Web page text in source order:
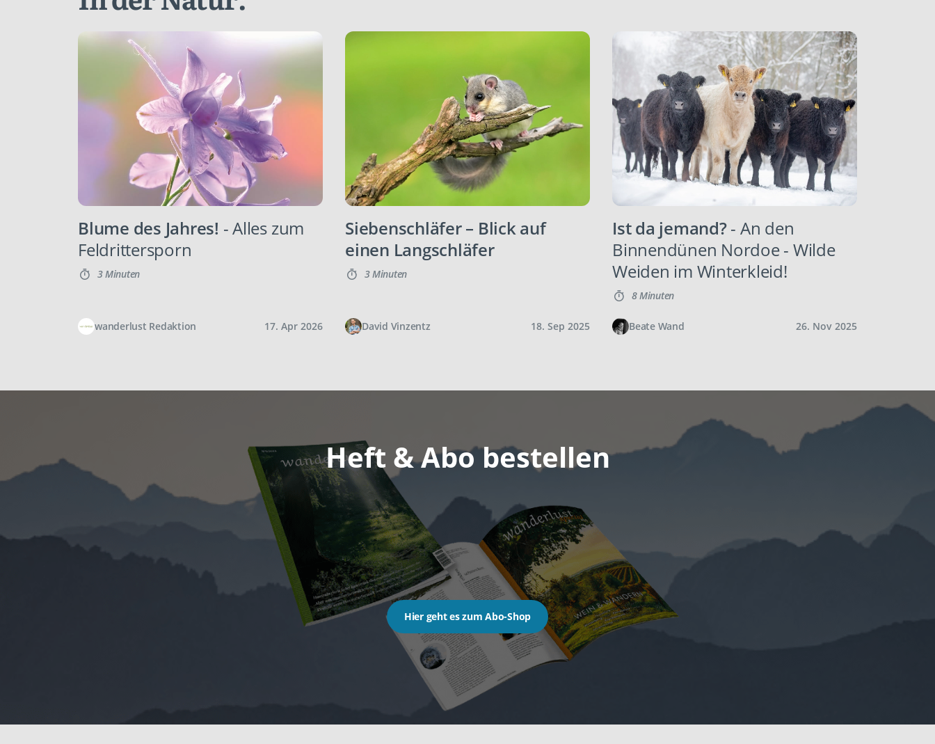
Blume des Jahres! - Alles zum
Feldrittersporn
3 Minuten
wanderlust Redaktion 17. Apr 2026
Siebenschläfer – Blick auf
einen Langschläfer
3 Minuten
David Vinzentz 18. Sep 2025
Ist da jemand?- An den
Binnendünen Nordoe - Wilde
Weiden im Winterkleid!
8 Minuten
Beate Wand 26. Nov 2025
Heft & Abo bestellen
Hier geht es zum Abo-Shop